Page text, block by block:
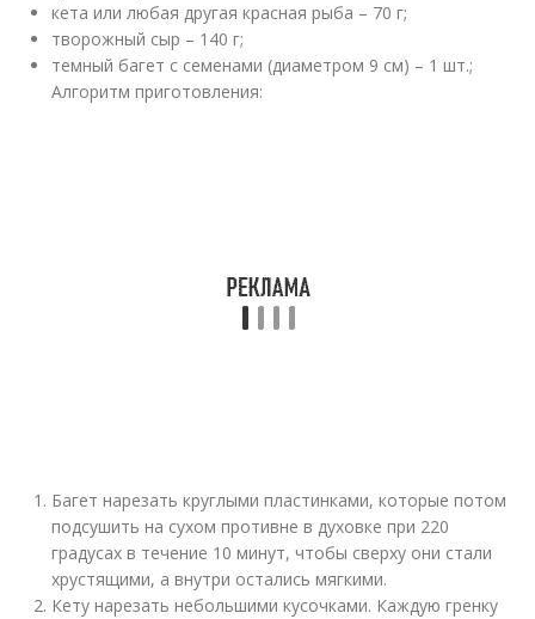
кета или любая другая красная рыба – 70 г;
творожный сыр – 140 г;
темный багет с семенами (диаметром 9 см) – 1 шт.;
Алгоритм приготовления:
Багет нарезать круглыми пластинками, которые потом
подсушить на сухом противне в духовке при 220
градусах в течение 10 минут, чтобы сверху они стали
хрустящими, а внутри остались мягкими.
Кету нарезать небольшими кусочками. Каждую гренку